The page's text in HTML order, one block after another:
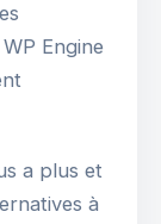
Engine
a plus et
à